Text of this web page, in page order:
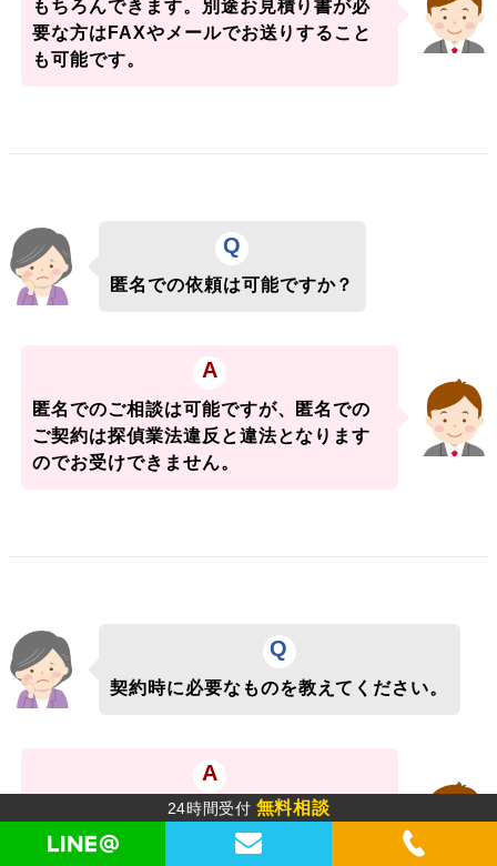
24時間受付 無料相談
もちろんできます。別途お見積り書が必
要な方はFAXやメールでお送りすること
も可能です。
Q
匿名での依頼は可能ですか？
A
匿名でのご相談は可能ですが、匿名での
ご契約は探偵業法違反と違法となります
のでお受けできません。
Q
契約時に必要なものを教えてください。
A
①身分証(免許証、パスポート、ほか)、②
印鑑(三文判)、③調査対象者の情報が必要